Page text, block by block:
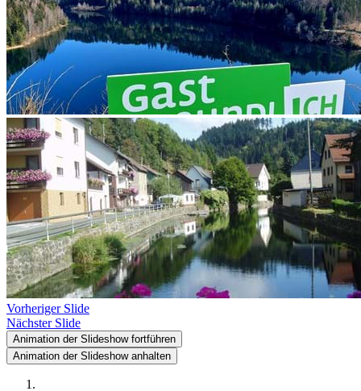
Vorheriger Slide
Nächster Slide
Animation der Slideshow fortführen
Animation der Slideshow anhalten